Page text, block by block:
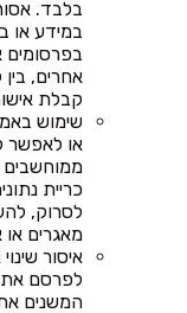
בלבד.
במידע או
בפרסומים
אחרים,
קבלת
שימוש
או לאפשר
כריית
לסרוק,
מאגרים
איסור
לפרסם את
המשנים